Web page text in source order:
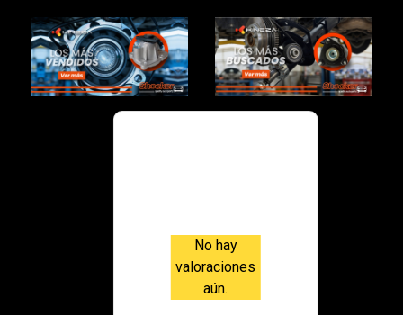
No hay
valoraciones
aún.